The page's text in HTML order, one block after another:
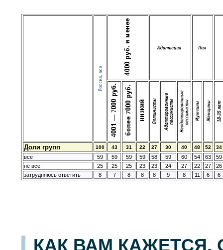
Доли групп 100 43 31 22 27 30 40 48 52 34
все 59 59 59 59 58 59 60 54 63
59
не все
25 25 25 23 23 24 27 22 27
26
затрудняюсь ответить
8 7 8 8 8 9 8 11 6 6
КАК ВАМ КАЖЕТСЯ,